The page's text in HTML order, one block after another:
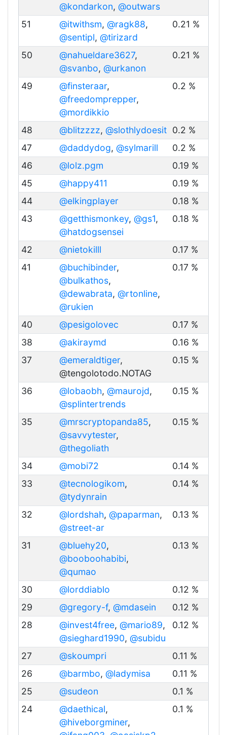
@kondarkon, @outwars
51 @itwithsm, @ragk88,
@sentipl, @tirizard
0.21 %
50 @nahueldare3627,
@svanbo, @urkanon
0.21 %
49 @finsteraar,
@freedomprepper,
@mordikkio
0.2 %
48 @blitzzzz, @slothlydoesit 0.2 %
47
@daddydog, @sylmarill
0.2 %
46
@lolz.pgm
0.19 %
45
@happy411
0.19 %
44
@elkingplayer
0.18 %
43
@getthismonkey, @gs1,
@hatdogsensei
0.18 %
42 @nietokilll
0.17 %
41
@buchibinder,
@bulkathos,
@dewabrata, @rtonline,
@rukien
0.17 %
40 @pesigolovec
0.17 %
38
@akiraymd
0.16 %
37
@emeraldtiger,
@tengolotodo.NOTAG
0.15 %
36 @lobaobh, @maurojd,
@splintertrends
0.15 %
35 @mrscryptopanda85,
@savvytester,
@thegoliath
0.15 %
34 @mobi72
0.14 %
33
@tecnologikom,
@tydynrain
0.14 %
32 @lordshah, @paparman,
@street-ar
0.13 %
31 @bluehy20,
@booboohabibi,
@qumao
0.13 %
30 @lorddiablo
0.12 %
29
@gregory-f, @mdasein
0.12 %
28
@invest4free, @mario89,
@sieghard1990, @subidu
0.12 %
27 @skoumpri
0.11 %
26
@barmbo, @ladymisa
0.11 %
25
@sudeon
0.1 %
24
@daethical,
@hiveborgminer,
0.1 %